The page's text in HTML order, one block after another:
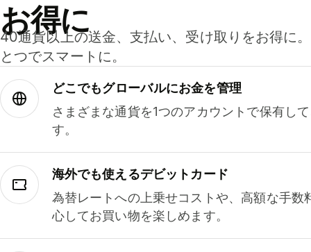
お得に
40通貨以上の送金、支払い、受け取りをお得に
とつでスマートに。
どこでもグ⁠ロ⁠ー⁠バ⁠ルにお金を管理
さまざまな通貨を1つのアカウントで保有し
す。
海外でも使えるデビットカード
為替レートへの上乗せコストや、高額な手数
心してお買い物を楽しめます。